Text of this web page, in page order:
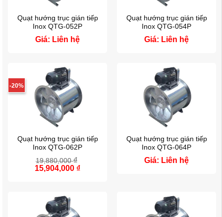
Quạt hướng trục gián tiếp
Inox QTG-052P
Giá: Liên hệ
Quạt hướng trục gián tiếp
Inox QTG-054P
Giá: Liên hệ
-20%
Quạt hướng trục gián tiếp
Inox QTG-062P
19,880,000₫
Giá
15,904,000 ₫
Quạt hướng trục gián tiếp
Inox QTG-064P
Giá: Liên hệ